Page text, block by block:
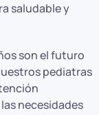
saludable y
son el futuro
pediatras
necesidades